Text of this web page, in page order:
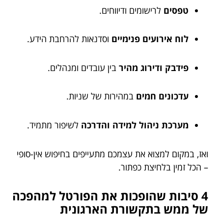
טפסים לרישומים ודיווחים.
לוח אירועים פנימיים וסדנאות להרחבת הידע.
פידבק ודירוג מהיר בין עובדים ומנהלים.
עדכונים חמים במהירות של שניות.
מערכת ניהול למידה והדרכה לשיפור מתמיד.
ואז, במקום למצוא את עצמכם מתעייפים בחיפוש אין-סופי
– הכל זמין בלחיצת כפתור.
4 סיבות שהופכות את הפורטל למהפכה
של ממש בתקשורת הארגונית